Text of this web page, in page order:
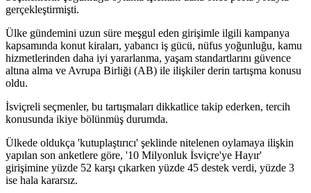
gerçekleştirmişti.
Ülke gündemini uzun süre meşgul eden girişimle ilgili kampanya
kapsamında konut kiraları, yabancı iş gücü, nüfus yoğunluğu, kamu
hizmetlerinden daha iyi yararlanma, yaşam standartlarını güvence
altına alma ve Avrupa Birliği (AB) ile ilişkiler derin tartışma konusu
oldu.
İsviçreli seçmenler, bu tartışmaları dikkatlice takip ederken, tercih
konusunda ikiye bölünmüş durumda.
Ülkede oldukça 'kutuplaştırıcı' şeklinde nitelenen oylamaya ilişkin
yapılan son anketlere göre, '10 Milyonluk İsviçre'ye Hayır'
girişimine yüzde 52 karşı çıkarken yüzde 45 destek verdi, yüzde 3
ise hala kararsız.